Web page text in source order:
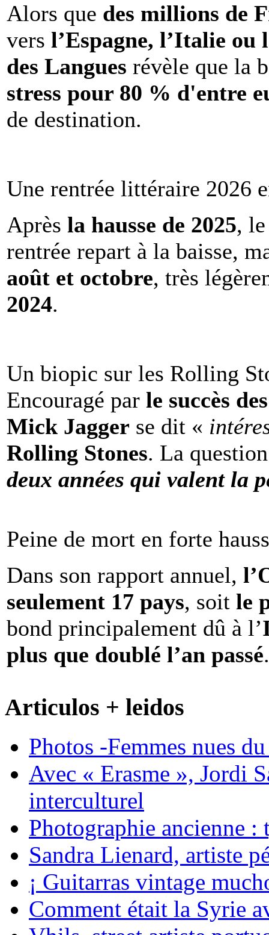
Alors que des millions de
vers l’Espagne, l’Italie ou
des Langues révèle que la
stress pour 80 % d'entre
de destination.
Une rentrée littéraire 2026
Après la hausse de 2025,
rentrée repart à la baisse,
août et octobre, très
2024.
Un biopic sur les Rolling
Encouragé par le succès
Mick Jagger se dit «
Rolling Stones. La
deux années qui valent la
Peine de mort en forte
Dans son rapport annuel,
seulement 17 pays, soit le
bond principalement dû à l’
plus que doublé l’an passé.
Articulos + leidos
Photos -Femmes nues
Avec « Erasme », Jordi
interculturel
Photographie ancienne :
Sandra Lienard, artiste
¡ Guitarras vintage
Comment était la Syrie